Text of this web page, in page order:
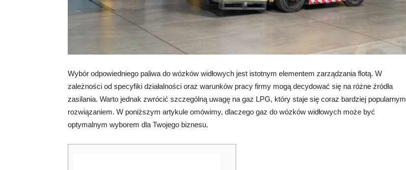
Wybór odpowiedniego paliwa do wózków widłowych jest istotnym elementem zarządzania flotą. W
zależności od specyfiki działalności oraz warunków pracy firmy mogą decydować się na różne źródła
zasilania. Warto jednak zwrócić szczególną uwagę na gaz LPG, który staje się coraz bardziej popularnym
rozwiązaniem. W poniższym artykule omówimy, dlaczego gaz do wózków widłowych może być
optymalnym wyborem dla Twojego biznesu.